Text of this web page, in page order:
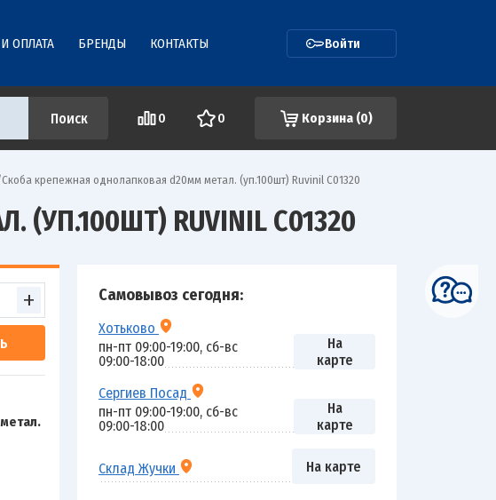
ОПЛАТА БРЕНДЫ КОНТАКТЫ Войти
0 0 Корзина (0)
Скоба крепежная однолапковая d20мм метал. (уп.100шт) Ruvinil С01320
RUVINIL С01320
+ Самовывоз сегодня:
Хотьково
пн-пт 09:00-19:00, сб-вс
09:00-18:00
На
карте
Сергиев Посад
пн-пт 09:00-19:00, сб-вс
09:00-18:00
На
карте
Склад Жучки На карте